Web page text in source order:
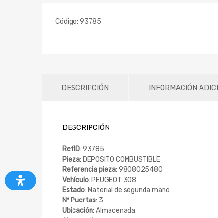
Código: 93785
DESCRIPCIÓN INFORMACIÓN
DESCRIPCIÓN
RefID: 93785
Pieza: DEPOSITO COMBUSTIBLE
Referencia pieza: 9808025480
Vehículo: PEUGEOT 308
Estado: Material de segunda mano
Nº Puertas: 3
Ubicación: Almacenada